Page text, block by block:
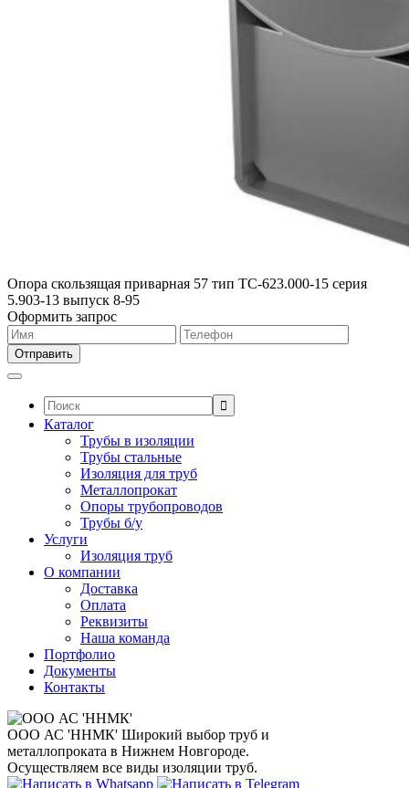
Опора скользящая приварная 57 тип ТС-623.000-15 серия
5.903-13 выпуск 8-95
Оформить запрос
Поиск:
Каталог
Трубы в изоляции
Трубы стальные
Изоляция для труб
Металлопрокат
Опоры трубопроводов
Трубы б/у
Услуги
Изоляция труб
О компании
Доставка
Оплата
Реквизиты
Наша команда
Портфолио
Документы
Контакты
ООО АС 'ННМК' Широкий выбор труб и
металлопроката в Нижнем Новгороде.
Осуществляем все виды изоляции труб.